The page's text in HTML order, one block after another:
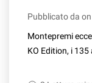
Pubblicato da
Montepremi
KO Edition, i